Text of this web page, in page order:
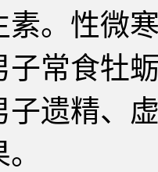
素。性微
子常食牡
子遗精、